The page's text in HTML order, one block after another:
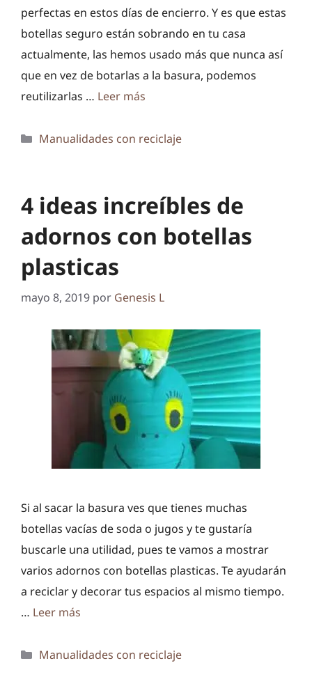
perfectas en estos días de encierro. Y es que estas
botellas seguro están sobrando en tu casa
actualmente, las hemos usado más que nunca así
que en vez de botarlas a la basura, podemos
reutilizarlas … Leer más
Categorías
Manualidades con reciclaje
4 ideas increíbles de
adornos con botellas
plasticas
mayo 8, 2019 por Genesis L
Si al sacar la basura ves que tienes muchas
botellas vacías de soda o jugos y te gustaría
buscarle una utilidad, pues te vamos a mostrar
varios adornos con botellas plasticas. Te ayudarán
a reciclar y decorar tus espacios al mismo tiempo.
… Leer más
Categorías
Manualidades con reciclaje